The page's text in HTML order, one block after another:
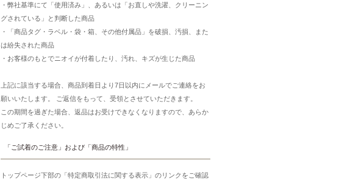
・弊社基準にて「使用済み」、あるいは「お直しや洗濯、クリーニン
グされている」と判断した商品
・「商品タグ・ラベル・袋・箱、その他付属品」を破損、汚損、また
は紛失された商品
・お客様のもとでニオイが付着したり、汚れ、キズが生じた商品
上記に該当する場合、商品到着日より7日以内にメールでご連絡をお
願いいたします。 ご返信をもって、受領とさせていただきます。
この期間を過ぎた場合、返品はお受けできなくなりますので、あらか
じめご了承ください。
「ご試着のご注意」および「商品の特性」
トップページ下部の「特定商取引法に関する表示」のリンクをご確認